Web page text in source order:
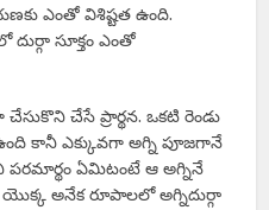
ఎంతో విశిష్టత ఉంది.
సూక్తం ఎంతో
చేసే ప్రార్థన. ఒకటి రెండు
ఉంది కానీ ఎక్కువగా అగ్ని పూజగానే
పరమార్థం ఏమిటంటే ఆ అగ్నినే
యొక్క అనేక రూపాలలో అగ్నిదుర్గా